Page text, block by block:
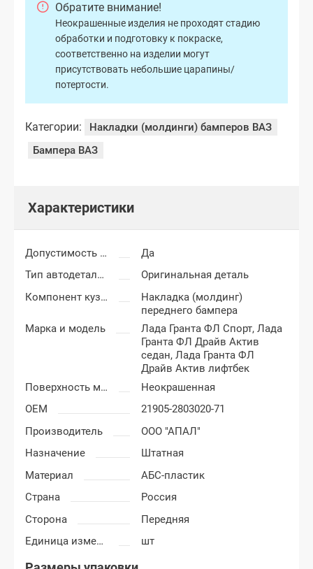
Обратите внимание!
Неокрашенные изделия не проходят стадию
обработки и подготовку к покраске,
соответственно на изделии могут
присутствовать небольшие царапины/
потертости.
Категории:
Накладки (молдинги) бамперов ВАЗ
Бампера ВАЗ
Характеристики
Допустимость мелких царапин
Да
Тип автодеталей
Оригинальная деталь
Компонент кузова
Накладка (молдинг)
переднего бампера
Марка и модель
Лада Гранта ФЛ Спорт,Лада
Гранта ФЛ Драйв Актив
седан,Лада Гранта ФЛ
Драйв Актив лифтбек
Поверхность молдинга
Неокрашенная
OEM
21905-2803020-71
Производитель
ООО "АПАЛ"
Назначение
Штатная
Материал
АБС-пластик
Страна
Россия
Сторона
Передняя
Единица измерения
шт